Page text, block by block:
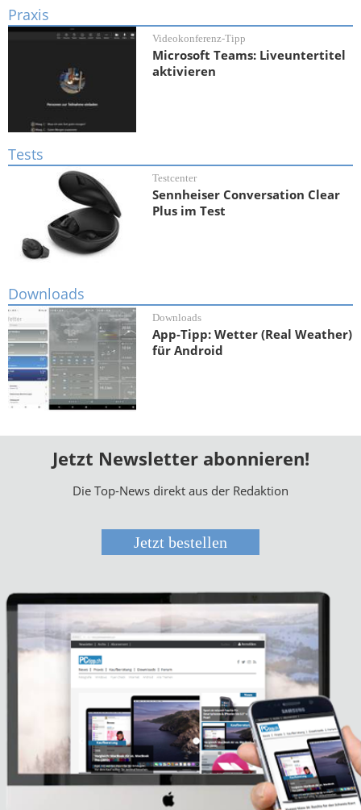
Praxis
Videokonferenz-Tipp
Microsoft Teams: Liveuntertitel
aktivieren
Tests
Testcenter
Sennheiser Conversation Clear
Plus im Test
Downloads
Downloads
App-Tipp: Wetter (Real Weather)
für Android
Jetzt Newsletter abonnieren!
Die Top-News direkt aus der Redaktion
Jetzt bestellen